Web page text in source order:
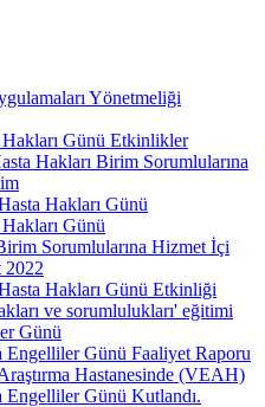
Yönetmeliği
Günü Etkinlikler
Hakları Birim Sorumlularına
Hakları Günü
Günü
Sorumlularına Hizmet İçi
2022
Hakları Günü Etkinliği
ve sorumlulukları' eğitimi
Günü
Engelliler Günü Faaliyet Raporu
Hastanesinde (VEAH)
Engelliler Günü Kutlandı.